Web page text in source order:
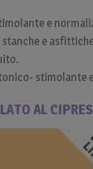
e
e
stimolante
AL